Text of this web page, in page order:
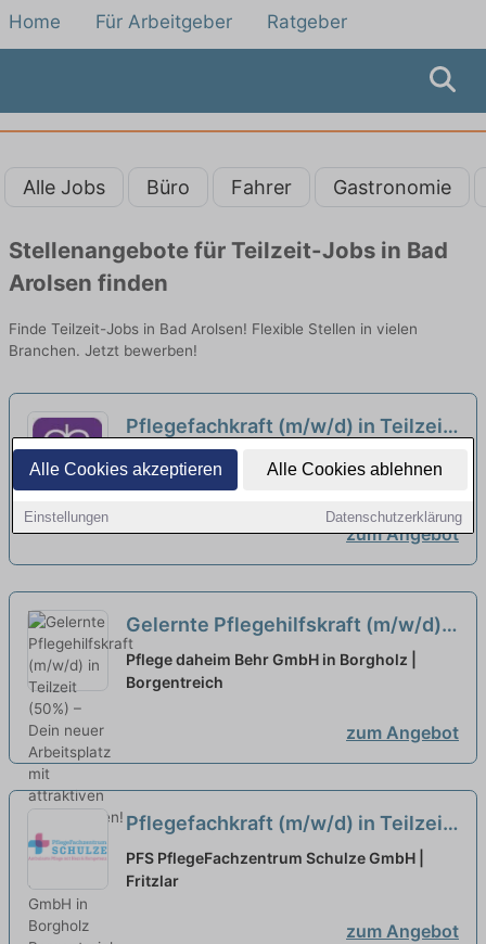
Alle Cookies akzeptieren Alle Cookies ablehnen
Einstellungen Datenschutzerklärung
Home Für Arbeitgeber Ratgeber
Alle Jobs Büro Fahrer Gastronomie
Stellenangebote für Teilzeit-Jobs in Bad
Arolsen finden
Finde Teilzeit-Jobs in Bad Arolsen! Flexible Stellen in vielen
Branchen. Jetzt bewerben!
Pflegefachkraft (m/w/d) in Teilzeit
- Kommen Sie zur Diakonie!
Diakoniegesellschaft Waldeck-Frankenberg
mbH – Team Korbach | Korbach
zum Angebot
Gelernte Pflegehilfskraft (m/w/d)
in Teilzeit (50%) – Dein neuer
Arbeitsplatz mit attraktiven
Pflege daheim Behr GmbH in Borgholz |
Borgentreich
zum Angebot
Pflegefachkraft (m/w/d) in Teilzeit
(30 Stunden/Woche) – Pflege von
besonderer Güte!
PFS PflegeFachzentrum Schulze GmbH |
Fritzlar
zum Angebot